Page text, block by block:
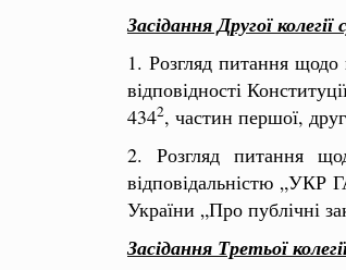
Засідання Другої
1. Розгляд питання
відповідності
4342, частин першої,
2. Розгляд питання
відповідальністю „УКР
України „Про публічні
Засідання Третьої